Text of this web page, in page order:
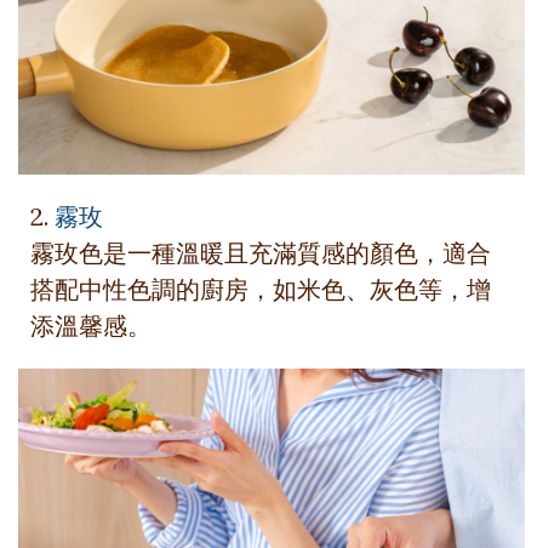
2. 霧玫
霧玫色是一種溫暖且充滿質感的顏色，適合
搭配中性色調的廚房，如米色、灰色等，增
添溫馨感。